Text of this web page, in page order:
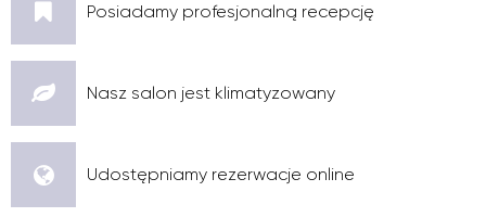
Posiadamy profesjonalną recepcję
Nasz salon jest klimatyzowany
Udostępniamy rezerwacje online